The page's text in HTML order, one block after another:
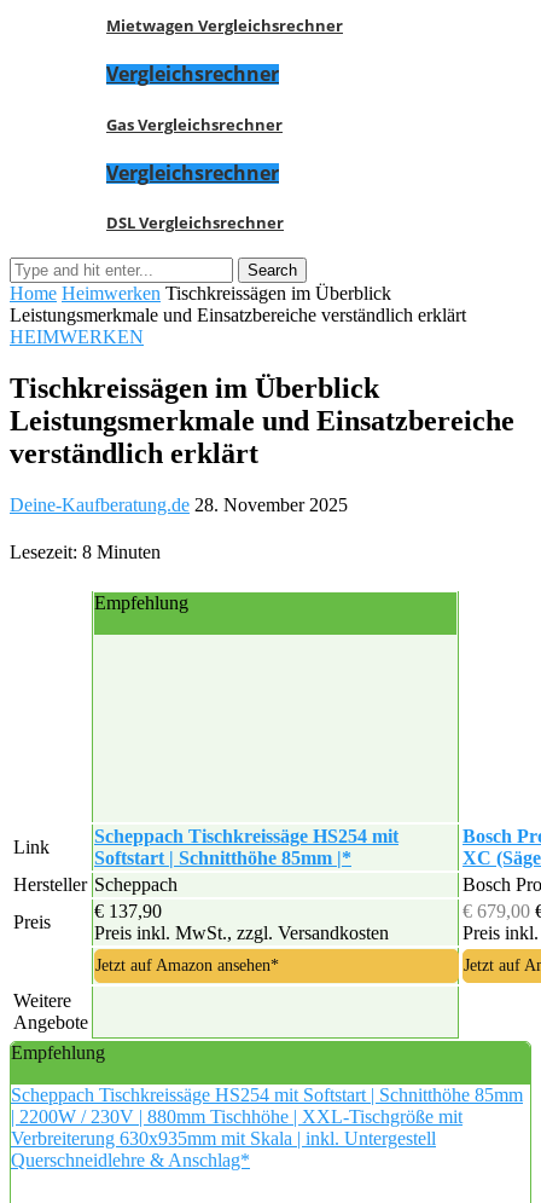
Mietwagen Vergleichsrechner
Vergleichsrechner
Gas Vergleichsrechner
Vergleichsrechner
DSL Vergleichsrechner
Home Heimwerken Tischkreissägen im Überblick
Leistungsmerkmale und Einsatzbereiche verständlich erklärt
HEIMWERKEN
Tischkreissägen im Überblick
Leistungsmerkmale und Einsatzbereiche
verständlich erklärt
Deine-Kaufberatung.de 28. November 2025
Lesezeit: 8 Minuten
Empfehlung
Link
Scheppach Tischkreissäge HS254 mit
Softstart | Schnitthöhe 85mm |*
Bosch
XC
Hersteller Scheppach
Bosch
Preis
€ 137,90
Preis inkl. MwSt., zzgl. Versandkosten
€ 679,00
Preis
Jetzt auf Amazon ansehen* Jetzt auf
Weitere
Angebote
Empfehlung
Scheppach Tischkreissäge HS254 mit Softstart | Schnitthöhe 85mm
| 2200W / 230V | 880mm Tischhöhe | XXL-Tischgröße mit
Verbreiterung 630x935mm mit Skala | inkl. Untergestell
Querschneidlehre & Anschlag*